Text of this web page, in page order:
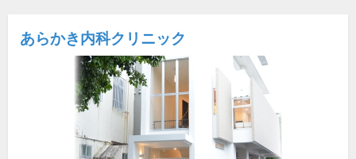
あらかき内科クリニック